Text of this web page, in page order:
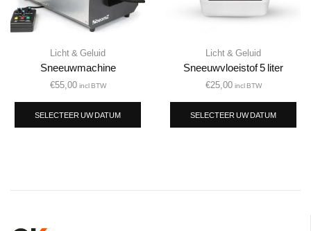
Licht & Geluid
Sneeuwmachine
€55,00 incl BTW
SELECTEER UW DATUM
Licht & Geluid
Sneeuwvloeistof 5 liter
€25,00 incl BTW
SELECTEER UW DATUM